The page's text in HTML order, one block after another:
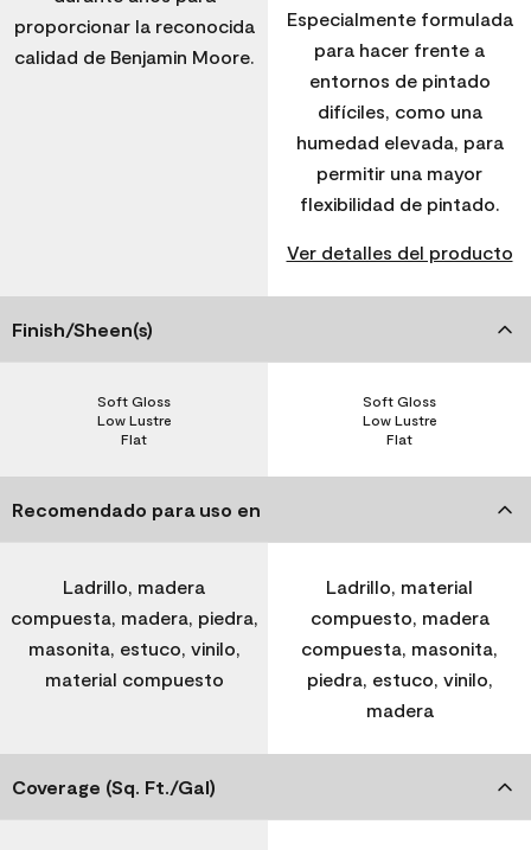
proporcionar la reconocida
calidad de Benjamin Moore.
Especialmente formulada
para hacer frente a
entornos de pintado
difíciles, como una
humedad elevada, para
permitir una mayor
flexibilidad de pintado.
Ver detalles del producto
Finish/Sheen(s)
Flat
Low Lustre
Soft Gloss
Flat
Low Lustre
Soft Gloss
Recomendado para uso en
Ladrillo, madera
compuesta, madera, piedra,
masonita, estuco, vinilo,
material compuesto
Ladrillo, material
compuesto, madera
compuesta, masonita,
piedra, estuco, vinilo,
madera
Coverage (Sq. Ft./Gal)